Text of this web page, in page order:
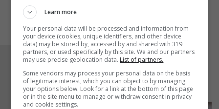
Servite la vostratarte tatintiepida e con una
spolverata di zucchero a velooppure
decoratela con deiciuffetti di panna.
Learn more
Your personal data will be processed and information from
your device (cookies, unique identifiers, and other device
data) may be stored by, accessed by and shared with 319
partners, or used specifically by this site. We and our partners
may use precise geolocation data. List of partners.
Some vendors may process your personal data on the basis
of legitimate interest, which you can object to by managing
your options below. Look for a link at the bottom of this page
or in the site menu to manage or withdraw consent in privacy
and cookie settings.